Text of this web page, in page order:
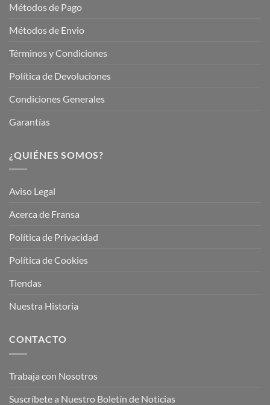
Métodos de Pago
Métodos de Envio
Términos y Condiciones
Política de Devoluciones
Condiciones Generales
Garantías
¿QUIÉNES SOMOS?
Aviso Legal
Acerca de Fransa
Política de Privacidad
Política de Cookies
Tiendas
Nuestra Historia
CONTACTO
Trabaja con Nosotros
Suscríbete a Nuestro Boletín de Noticias